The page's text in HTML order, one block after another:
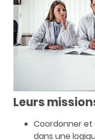
Leurs
Coordonner et
dans une